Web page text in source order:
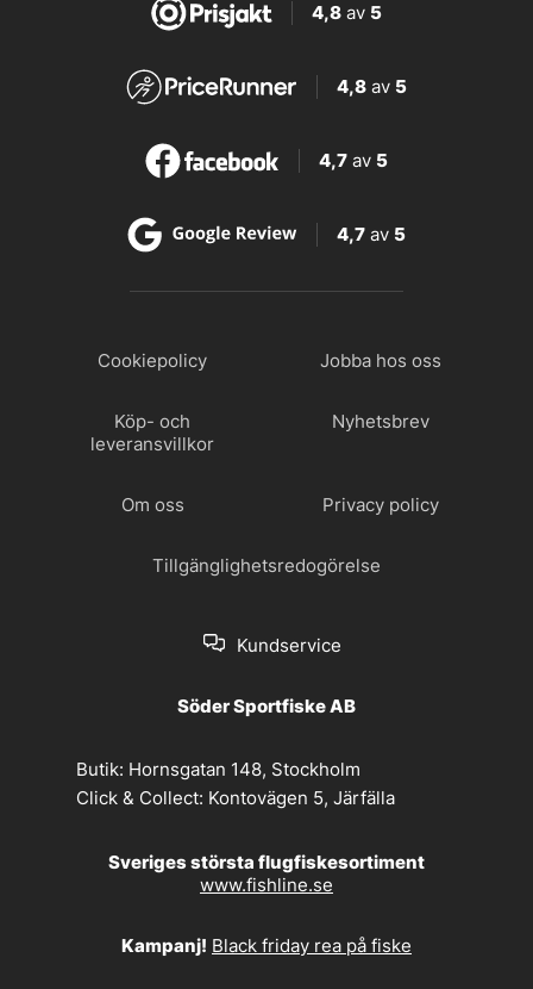
4,8av 5
4,8 av 5
4,7 av 5
4,7 av 5
Cookiepolicy Jobba hos oss
Köp- och
leveransvillkor
Nyhetsbrev
Om oss Privacy policy
Tillgänglighetsredogörelse
Kundservice
Söder Sportfiske AB
Butik: Hornsgatan 148, Stockholm
Click & Collect: Kontovägen 5, Järfälla
Sveriges största flugfiskesortiment
www.fishline.se
Kampanj! Black friday rea på fiske